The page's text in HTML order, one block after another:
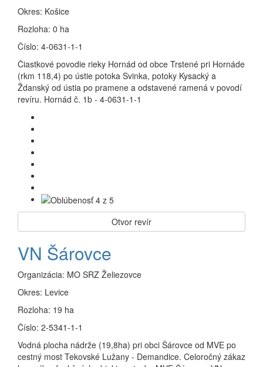
Okres: Košice
Rozloha: 0 ha
Číslo: 4-0631-1-1
Čiastkové povodie rieky Hornád od obce Trstené pri Hornáde
(rkm 118,4) po ústie potoka Svinka, potoky Kysacký a
Ždanský od ústia po pramene a odstavené ramená v povodí
revíru. Hornád č. 1b - 4-0631-1-1
Otvor revír
VN Šárovce
Organizácia: MO SRZ Želiezovce
Okres: Levice
Rozloha: 19 ha
Číslo: 2-5341-1-1
Vodná plocha nádrže (19,8ha) pri obci Šárovce od MVE po
cestný most Tekovské Lužany - Demandice. Celoročný zákaz